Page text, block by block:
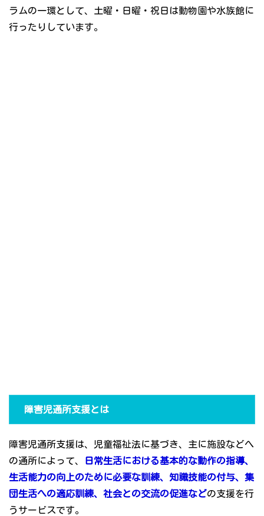
ラムの一環として、土曜・日曜・祝日は動物園や水族館に
行ったりしています。
障害児通所支援とは
障害児通所支援は、児童福祉法に基づき、主に施設などへ
の通所によって、
日常生活における基本的な動作の指導、
生活能力の向上のために必要な訓練、知識技能の付与、集
団生活への適応訓練、社会との交流の促進などの支援を行
うサービスです。